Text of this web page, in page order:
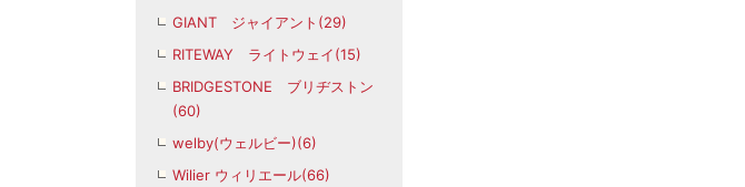
GIANT ジャイアント(29)
RITEWAY ライトウェイ(15)
BRIDGESTONE ブリヂストン
(60)
welby(ウェルビー)(6)
Wilier ウィリエール(66)